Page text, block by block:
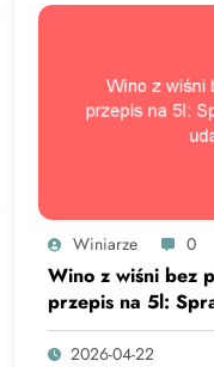
Winiarze 0
Wino z wiśni bez
przepis na 5l:
sekret udanego
2026-04-22